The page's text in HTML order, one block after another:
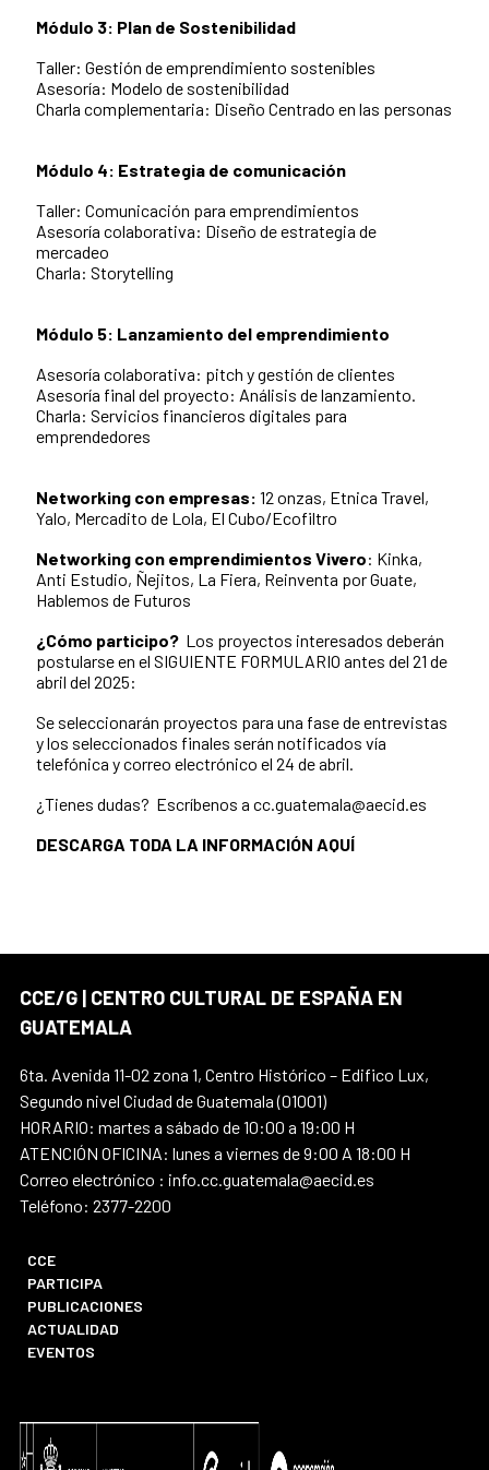
Módulo 3: Plan de Sostenibilidad
Taller: Gestión de emprendimiento sostenibles
Asesoría: Modelo de sostenibilidad
Charla complementaria: Diseño Centrado en las personas
Módulo 4: Estrategia de comunicación
Taller: Comunicación para emprendimientos
Asesoría colaborativa: Diseño de estrategia de
mercadeo
Charla: Storytelling
Módulo 5: Lanzamiento del emprendimiento
Asesoría colaborativa: pitch y gestión de clientes
Asesoría final del proyecto: Análisis de lanzamiento.
Charla: Servicios financieros digitales para
emprendedores
Networking con empresas: 12 onzas, Etnica Travel,
Yalo, Mercadito de Lola, El Cubo/Ecofiltro
Networking con emprendimientos Vivero: Kinka,
Anti Estudio, Ñejitos, La Fiera, Reinventa por Guate,
Hablemos de Futuros
¿Cómo participo? Los proyectos interesados deberán
postularse en el SIGUIENTE FORMULARIO antes del 21 de
abril del 2025:
Se seleccionarán proyectos para una fase de entrevistas
y los seleccionados finales serán notificados vía
telefónica y correo electrónico el 24 de abril.
¿Tienes dudas? Escríbenos a cc.guatemala@aecid.es
DESCARGA TODA LA INFORMACIÓN AQUÍ
CCE/G | CENTRO CULTURAL DE ESPAÑA EN
GUATEMALA
6ta. Avenida 11-02 zona 1, Centro Histórico – Edifico Lux,
Segundo nivel Ciudad de Guatemala (01001)
HORARIO: martes a sábado de 10:00 a 19:00 H
ATENCIÓN OFICINA: lunes a viernes de 9:00 A 18:00 H
Correo electrónico : info.cc.guatemala@aecid.es
Teléfono: 2377-2200
CCE
PARTICIPA
PUBLICACIONES
ACTUALIDAD
EVENTOS